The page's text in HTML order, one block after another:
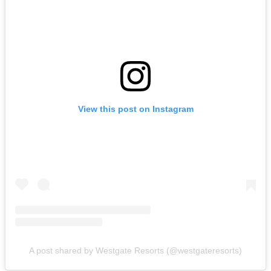
View this post on Instagram
A post shared by Westgate Resorts (@westgateresorts)